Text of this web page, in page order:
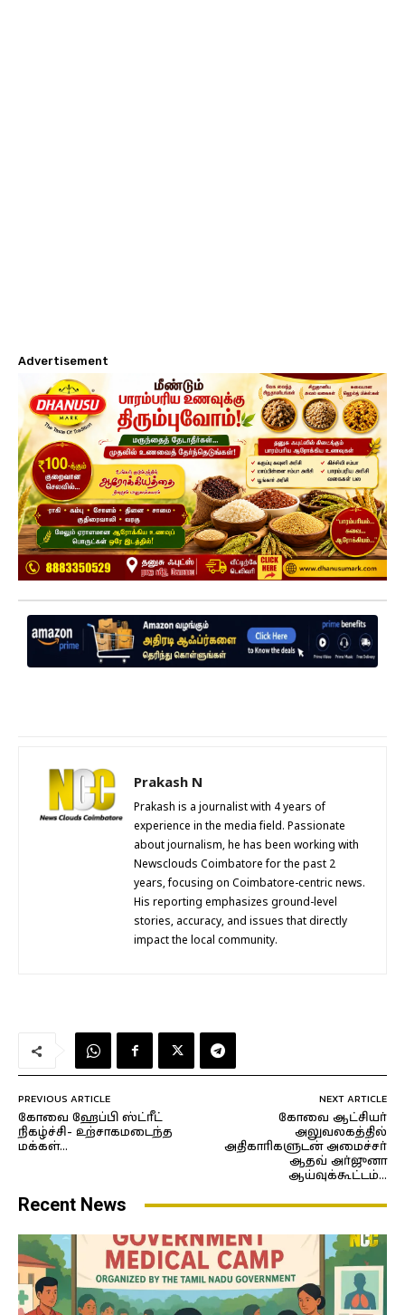
Advertisement
Prakash N
Prakash is a journalist with 4 years of
experience in the media field. Passionate
about journalism, he has been working with
Newsclouds Coimbatore for the past 2
years, focusing on Coimbatore-centric news.
His reporting emphasizes ground-level
stories, accuracy, and issues that directly
impact the local community.
PREVIOUS ARTICLE
கோவை ஹேப்பி ஸ்ட்ரீட்
நிகழ்ச்சி- உற்சாகமடைந்த
மக்கள்…
NEXT ARTICLE
கோவை ஆட்சியர்
அலுவலகத்தில்
அதிகாரிகளுடன் அமைச்சர்
ஆதவ் அர்ஜுனா
ஆய்வுக்கூட்டம்…
Recent News